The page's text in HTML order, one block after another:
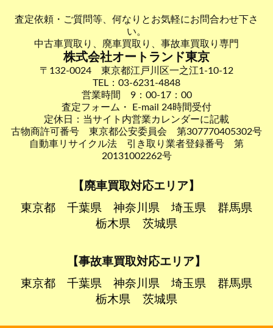
査定依頼・ご質問等、何なりとお気軽にお問合わせ下さ
い。
中古車買取り、廃車買取り、事故車買取り専門
株式会社オートランド東京
〒132-0024 東京都江戸川区一之江1-10-12
TEL：03-6231-4848
営業時間 9：00-17：00
査定フォーム・ E-mail 24時間受付
定休日：当サイト内営業カレンダーに記載
古物商許可番号 東京都公安委員会 第307770405302号
自動車リサイクル法 引き取り業者登録番号 第
20131002262号
【廃車買取対応エリア】
東京都
千葉県 神奈川県 埼玉県
群馬県
栃木県
茨城県
【事故車買取対応エリア】
東京都
千葉県 神奈川県 埼玉県
群馬県
栃木県
茨城県